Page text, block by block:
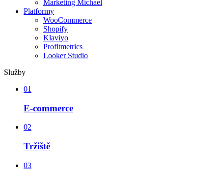
Marketing Michael
Platformy
WooCommerce
Shopify
Klaviyo
Profitmetrics
Looker Studio
Služby
01
E-commerce
02
Tržiště
03